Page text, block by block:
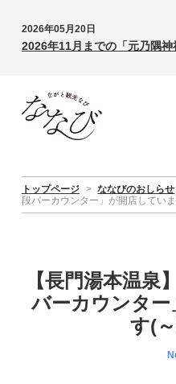
2026年05月20日
2026年11月までの「元乃隅神
トップページ > ななびのおしらせ
段バーカウンター」が開店してい
【長門湯本温泉
バーカウンター
す(